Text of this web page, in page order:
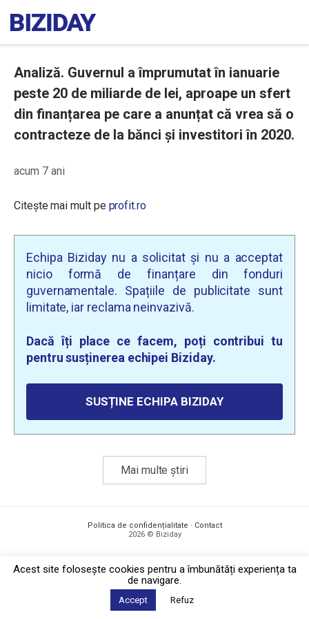
Analiză. Guvernul a împrumutat în ianuarie
peste 20 de miliarde de lei, aproape un sfert
din finanțarea pe care a anunțat că vrea să o
contracteze de la bănci și investitori în 2020.
acum 7 ani
Citește mai mult pe profit.ro
Echipa Biziday nu a solicitat și nu a acceptat
nicio formă de finanțare din fonduri
guvernamentale. Spațiile de publicitate sunt
limitate, iar reclama neinvazivă.
Dacă îți place ce facem, poți contribui tu
pentru susținerea echipei Biziday.
SUSȚINE ECHIPA BIZIDAY
Mai multe știri
Politica de confidențialitate · Contact
2026 © Biziday
Acest site foloseşte cookies pentru a îmbunătăți experiența ta
de navigare.
Accept Refuz